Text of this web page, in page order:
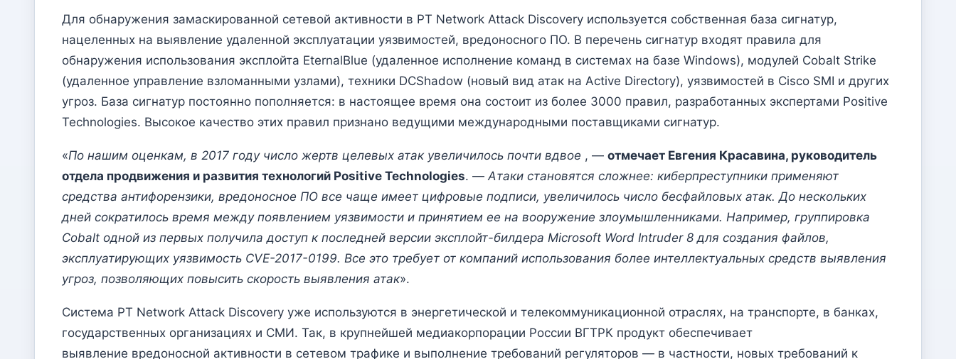
Для обнаружения замаскированной сетевой активности в PT Network Attack Discovery используется собственная база сигнатур,
нацеленных на выявление удаленной эксплуатации уязвимостей, вредоносного ПО. В перечень сигнатур входят правила для
обнаружения использования эксплойта EternalBlue (удаленное исполнение команд в системах на базе Windows), модулей Cobalt Strike
(удаленное управление взломанными узлами), техники DCShadow (новый вид атак на Active Directory), уязвимостей в Cisco SMI и других
угроз. База сигнатур постоянно пополняется: в настоящее время она состоит из более 3000 правил, разработанных экспертами Positive
Technologies. Высокое качество этих правил признано ведущими международными поставщиками сигнатур.
«По нашим оценкам, в 2017 году число жертв целевых атак увеличилось почти вдвое , — отмечает Евгения Красавина, руководитель
отдела продвижения и развития технологий Positive Technologies. — Атаки становятся сложнее: киберпреступники применяют
средства антифорензики, вредоносное ПО все чаще имеет цифровые подписи, увеличилось число бесфайловых атак. До нескольких
дней сократилось время между появлением уязвимости и принятием ее на вооружение злоумышленниками. Например, группировка
Cobalt одной из первых получила доступ к последней версии эксплойт-билдера Microsoft Word Intruder 8 для создания файлов,
эксплуатирующих уязвимость CVE-2017-0199. Все это требует от компаний использования более интеллектуальных средств выявления
угроз, позволяющих повысить скорость выявления атак».
Система PT Network Attack Discovery уже используются в энергетической и телекоммуникационной отраслях, на транспорте, в банках,
государственных организациях и СМИ. Так, в крупнейшей медиакорпорации России ВГТРК продукт обеспечивает
выявление вредоносной активности в сетевом трафике и выполнение требований регуляторов — в частности, новых требований к